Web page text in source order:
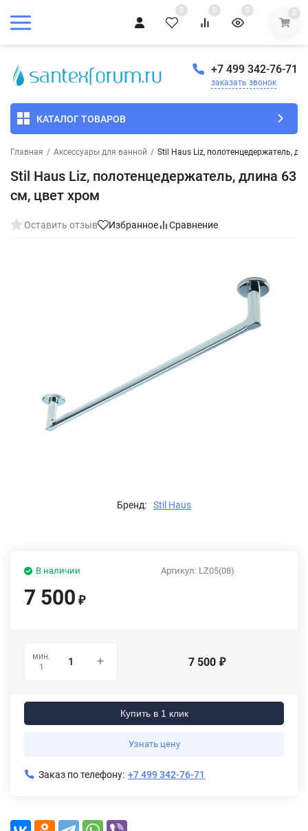
0 0 0 0
+7 499 342-76-71
заказать звонок
КАТАЛОГ ТОВАРОВ
Главная / Аксессуары для ванной / Stil Haus Liz, полотенцедержатель,
Stil Haus Liz, полотенцедержатель, длина 63
см, цвет хром
Оставить отзыв Избранное Сравнение
Бренд: Stil Haus
Артикул: LZ05(08)
В наличии
7 500 ₽
мин.
1
7 500 ₽
Купить в 1 клик
Узнать цену
Заказ по телефону: +7 499 342-76-71